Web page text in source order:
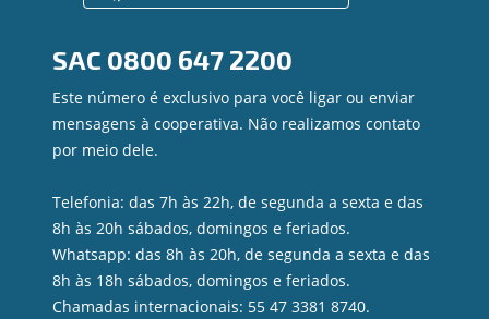
Ouvidoria
SAC 0800 647 2200
Este número é exclusivo para você ligar ou enviar
mensagens à cooperativa. Não realizamos contato
por meio dele.
Telefonia: das 7h às 22h, de segunda a sexta e das
8h às 20h sábados, domingos e feriados.
Whatsapp: das 8h às 20h, de segunda a sexta e das
8h às 18h sábados, domingos e feriados.
Chamadas internacionais: 55 47 3381 8740.